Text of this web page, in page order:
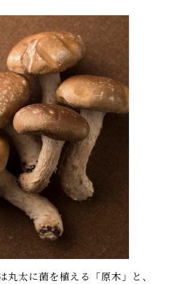
丸太に菌を植える「原木」と、